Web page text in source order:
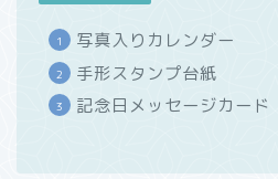
写真入りカレンダー
手形スタンプ台紙
記念日メッセージカード